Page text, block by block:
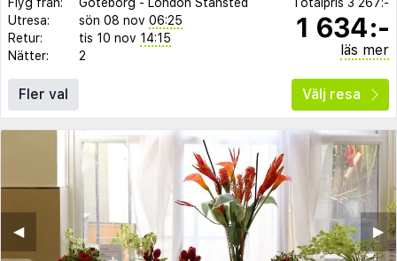
Utresa:
sön 08 nov 06:25
Retur:
tis 10 nov 14:15
Nätter:
2
1 634:-
läs mer
Fler val Välj resa
▶︎
◀︎